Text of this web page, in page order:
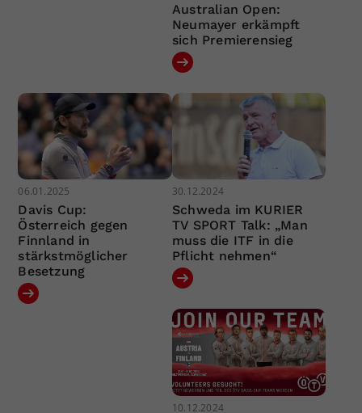
Australian Open:
Neumayer erkämpft
sich Premierensieg
06.01.2025
Davis Cup:
Österreich gegen
Finnland in
stärkstmöglicher
Besetzung
30.12.2024
Schweda im KURIER
TV SPORT Talk: „Man
muss die ITF in die
Pflicht nehmen“
10.12.2024